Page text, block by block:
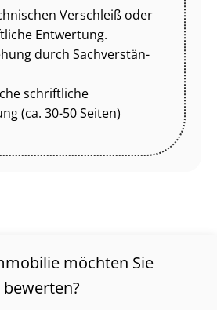
Verschleiß oder
Entwertung.
durch Sach­ver­stän­
schriftliche
(ca. 30-50 Seiten)
möchten Sie
bewerten?